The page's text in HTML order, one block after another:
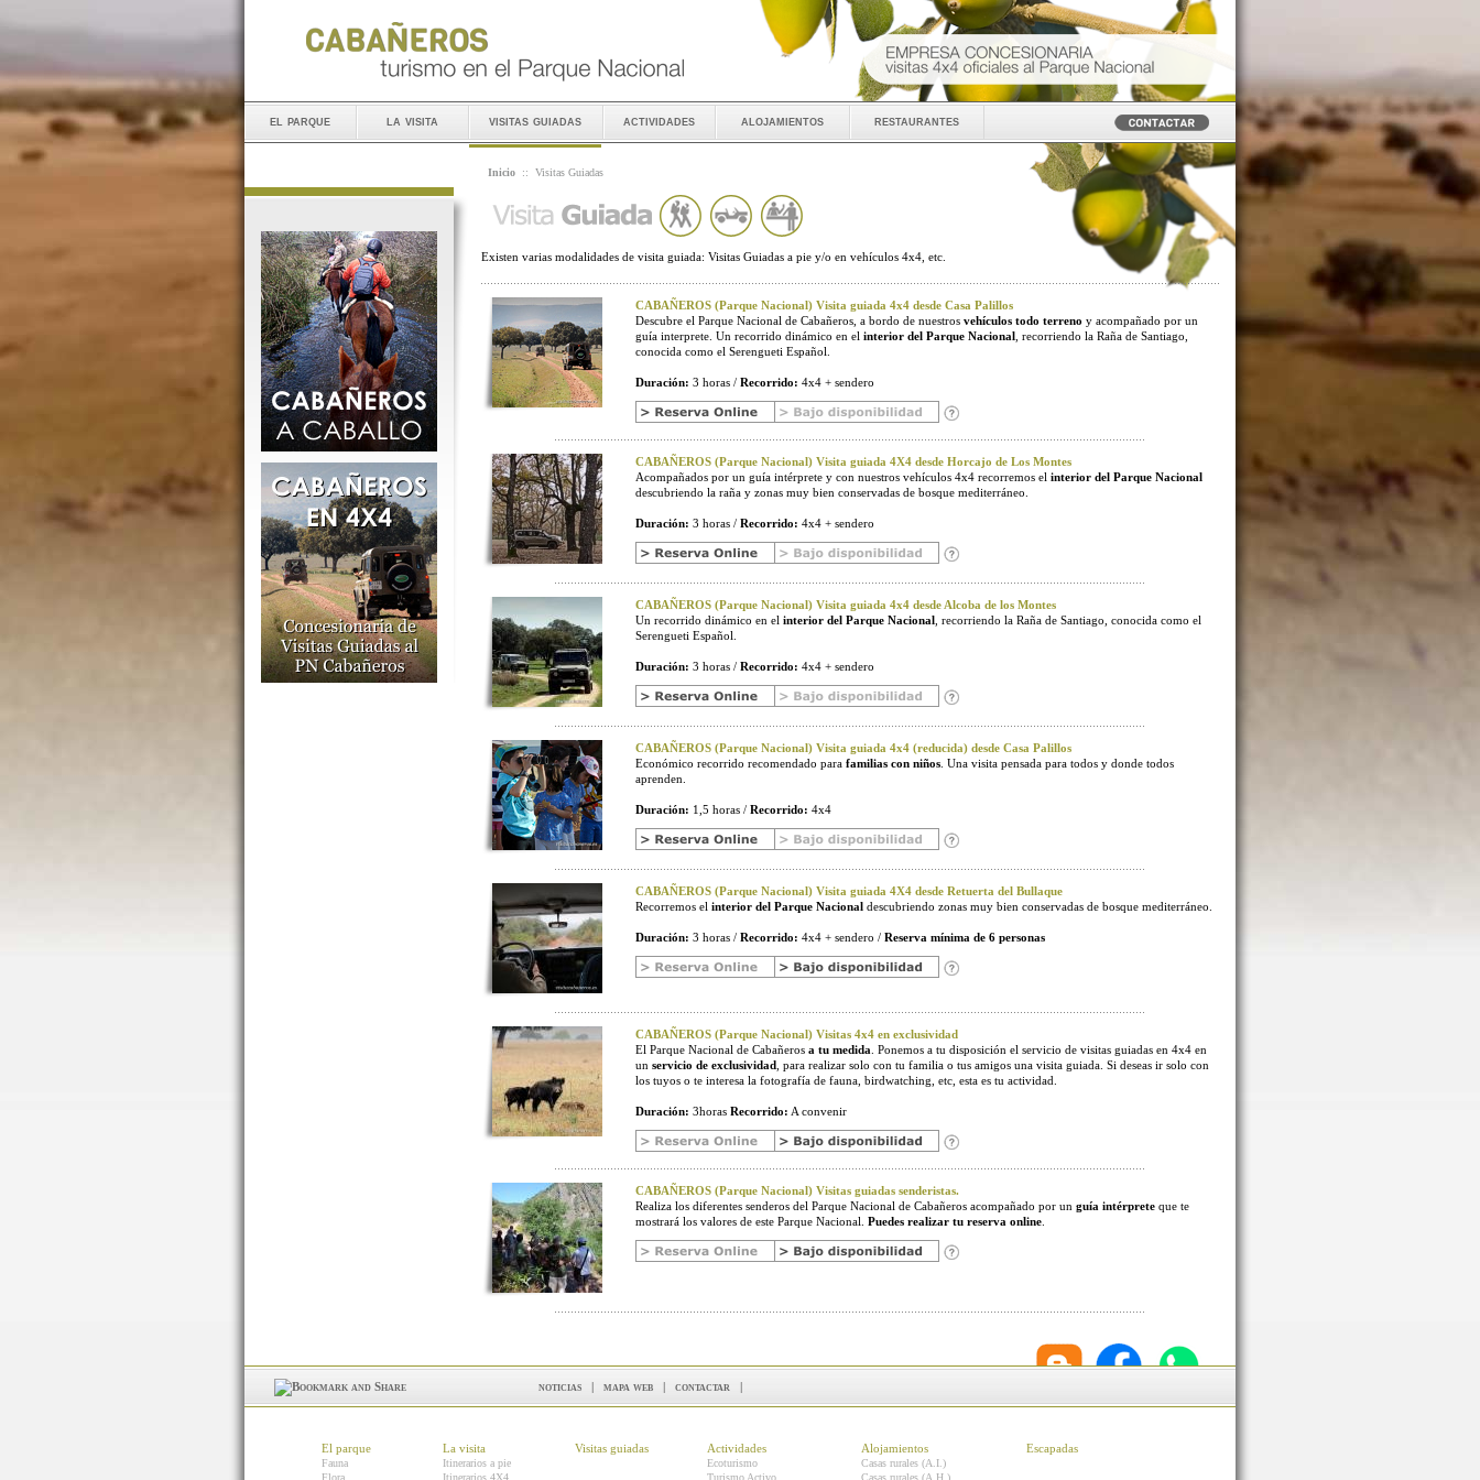
el parque la visita visitas guiadas actividades alojamientos restaurantes
Inicio :: Visitas Guiadas
Existen varias modalidades de visita guiada: Visitas Guiadas a pie y/o en vehículos 4x4, etc.
CABAÑEROS (Parque Nacional) Visita guiada 4x4 desde Casa Palillos
Descubre el Parque Nacional de Cabañeros, a bordo de nuestros vehículos todo terreno y acompañado por un
guía interprete. Un recorrido dinámico en el interior del Parque Nacional , recorriendo la Raña de Santiago,
conocida como el Serengueti Español.
Duración: 3 horas / Recorrido: 4x4 + sendero
CABAÑEROS (Parque Nacional) Visita guiada 4X4 desde Horcajo de Los Montes
Acompañados por un guía intérprete y con nuestros vehículos 4x4 recorremos el interior del Parque Nacional
descubriendo la raña y zonas muy bien conservadas de bosque mediterráneo.
Duración: 3 horas / Recorrido: 4x4 + sendero
CABAÑEROS (Parque Nacional) Visita guiada 4x4 desde Alcoba de los Montes
Un recorrido dinámico en el interior del Parque Nacional , recorriendo la Raña de Santiago, conocida como el
Serengueti Español.
Duración: 3 horas / Recorrido: 4x4 + sendero
CABAÑEROS (Parque Nacional) Visita guiada 4x4 (reducida) desde Casa Palillos
Económico recorrido recomendado para familias con niños . Una visita pensada para todos y donde todos
aprenden.
Duración: 1,5 horas / Recorrido: 4x4
CABAÑEROS (Parque Nacional) Visita guiada 4X4 desde Retuerta del Bullaque
Recorremos el interior del Parque Nacional descubriendo zonas muy bien conservadas de bosque mediterráneo.
Duración: 3 horas / Recorrido: 4x4 + sendero / Reserva mínima de 6 personas
CABAÑEROS (Parque Nacional) Visitas 4x4 en exclusividad
El Parque Nacional de Cabañeros a tu medida . Ponemos a tu disposición el servicio de visitas guiadas en 4x4 en
un servicio de exclusividad , para realizar solo con tu familia o tus amigos una visita guiada. Si deseas ir solo con
los tuyos o te interesa la fotografía de fauna, birdwatching, etc, esta es tu actividad.
Duración: 3horas Recorrido: A convenir
CABAÑEROS (Parque Nacional) Visitas guiadas senderistas.
Realiza los diferentes senderos del Parque Nacional de Cabañeros acompañado por un guía intérprete que te
mostrará los valores de este Parque Nacional. Puedes realizar tu reserva online
noticias | mapa web | contactar |
El parque
Fauna
Flora
La visita
Itinerarios a pie
Itinerarios 4X4
Visitas guiadas Actividades
Ecoturismo
Turismo Activo
Alojamientos
Casas rurales (A.I.)
Casas rurales (A.H.)
Escapadas